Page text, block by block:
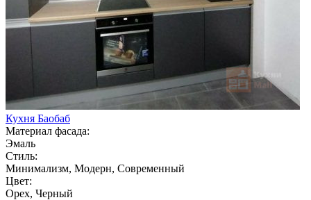
Кухня Баобаб
Материал фасада:
Эмаль
Стиль:
Минимализм, Модерн, Современный
Цвет:
Орех, Черный